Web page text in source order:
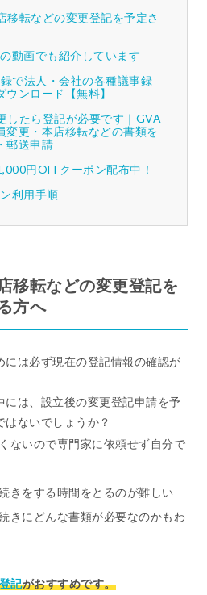
移転などの変更登記を予定さ
動画でも紹介しています
で法人・会社の各種議事録
ンロード【無料】
したら登記が必要です｜GVA
変更・本店移転などの書類を
郵送申請
円OFFクーポン配布中！
利用手順
移転などの変更登記を
方へ
には必ず現在の登記情報の確認が
には、設立後の変更登記申請を予
ないでしょうか？
ないので専門家に依頼せず自分で
きをする時間をとるのが難しい
きにどんな書類が必要なのかもわ
記がおすすめです。